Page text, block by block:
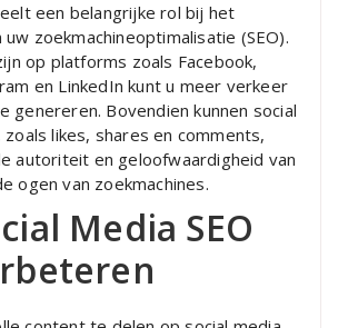
een belangrijke rol bij het
zoekmachineoptimalisatie (SEO).
op platforms zoals Facebook,
en LinkedIn kunt u meer verkeer
genereren. Bovendien kunnen social
zoals likes, shares en comments,
autoriteit en geloofwaardigheid van
ogen van zoekmachines.
Media SEO